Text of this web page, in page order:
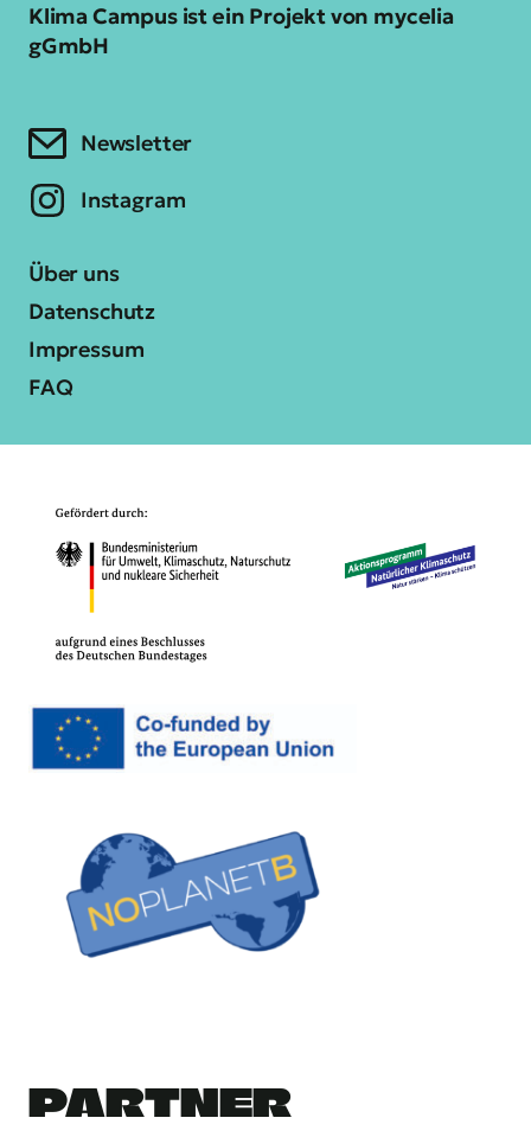
Klima Campus ist ein Projekt von mycelia
gGmbH
Newsletter
Instagram
Über uns
Datenschutz
Impressum
FAQ
PARTNER